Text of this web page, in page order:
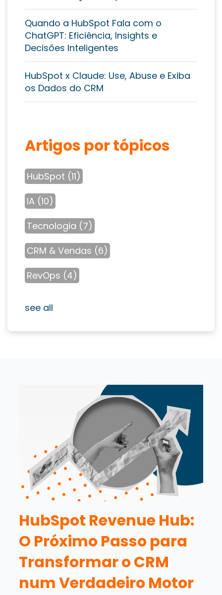
Quando a HubSpot Fala com o
ChatGPT: Eficiência, Insights e
Decisões Inteligentes
HubSpot x Claude: Use, Abuse e Exiba
os Dados do CRM
Artigos por tópicos
HubSpot (11)
IA (10)
Tecnologia (7)
CRM & Vendas (6)
RevOps (4)
see all
HubSpot Revenue Hub:
O Próximo Passo para
Transformar o CRM
num Verdadeiro Motor